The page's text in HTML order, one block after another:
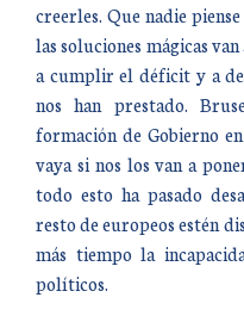
creerles. Que nadie
las soluciones mágicas
a cumplir el déficit y a
nos han prestado.
formación de Gobierno
vaya si nos los van a
todo esto ha pasado
resto de europeos estén
más tiempo la
políticos.